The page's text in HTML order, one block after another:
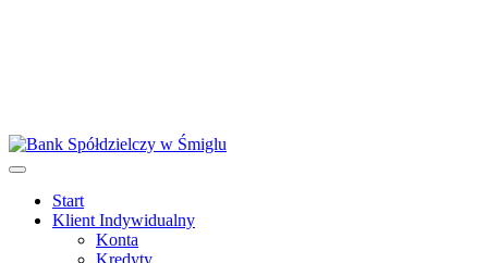
Start
Klient Indywidualny
Konta
Kredyty